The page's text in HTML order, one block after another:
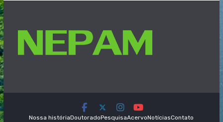
Nossa históriaDoutoradoPesquisaAcervoNotíciasContato